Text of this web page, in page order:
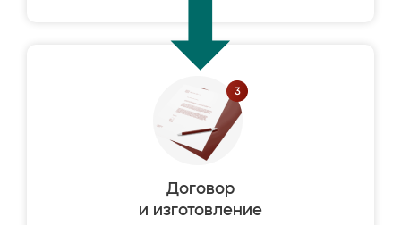
Договор
и изготовление